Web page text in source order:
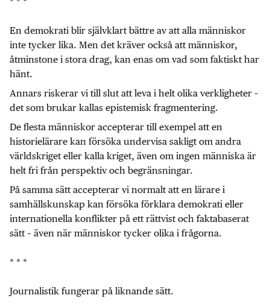
En demokrati blir självklart bättre av att alla människor
inte tycker lika. Men det kräver också att människor,
åtminstone i stora drag, kan enas om vad som faktiskt har
hänt.
Annars riskerar vi till slut att leva i helt olika verkligheter –
det som brukar kallas epistemisk fragmentering.
De flesta människor accepterar till exempel att en
historielärare kan försöka undervisa sakligt om andra
världskriget eller kalla kriget, även om ingen människa är
helt fri från perspektiv och begränsningar.
På samma sätt accepterar vi normalt att en lärare i
samhällskunskap kan försöka förklara demokrati eller
internationella konflikter på ett rättvist och faktabaserat
sätt – även när människor tycker olika i frågorna.
* * *
Journalistik fungerar på liknande sätt.